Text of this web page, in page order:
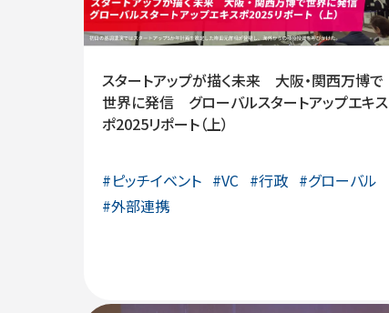
スタートアップが描く未来 大阪・関西万博で
世界に発信 グローバルスタートアップエキス
ポ2025リポート（上）
#ピッチイベント #VC #行政 #グローバル
#外部連携